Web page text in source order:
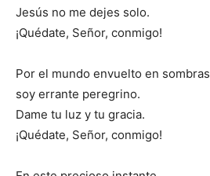
Jesús no me dejes solo.
¡Quédate, Señor, conmigo!
Por el mundo envuelto en sombras
soy errante peregrino.
Dame tu luz y tu gracia.
¡Quédate, Señor, conmigo!